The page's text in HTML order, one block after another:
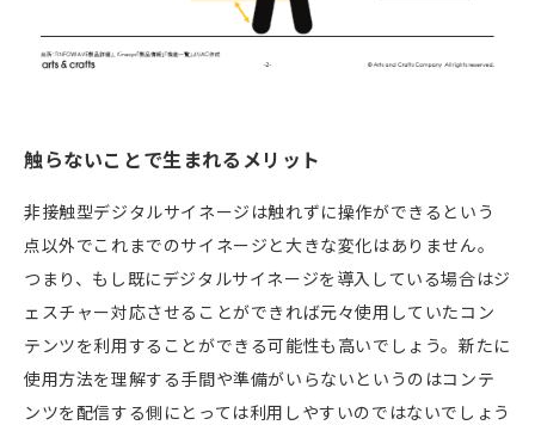
触らないことで生まれるメリット
非接触型デジタルサイネージは触れずに操作ができるという
点以外でこれまでのサイネージと大きな変化はありません。
つまり、もし既にデジタルサイネージを導入している場合はジ
ェスチャー対応させることができれば元々使用していたコン
テンツを利用することができる可能性も高いでしょう。新たに
使用方法を理解する手間や準備がいらないというのはコンテ
ンツを配信する側にとっては利用しやすいのではないでしょう